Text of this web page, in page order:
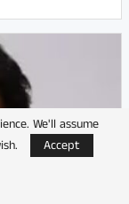
We'll assume
Accept